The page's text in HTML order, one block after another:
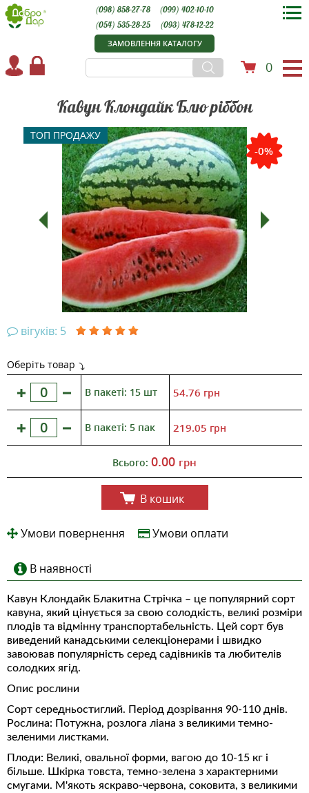
ЗАМОВЛЕННЯ КАТАЛОГУ
0
(098) 858-27-78
(099) 402-10-10
(054) 535-28-25
(093) 478-12-22
Кавун Клондайк Блю ріббон
ТОП ПРОДАЖУ
-0%
вігуків: 5
Оберіть товар
В пакеті: 15 шт 54.76 грн
В пакеті: 5 пак 219.05 грн
Всього: 0.00 грн
В кошик
Умови повернення Умови оплати
В наявності
Кавун Клондайк Блакитна Стрічка – це популярний сорт
кавуна, який цінується за свою солодкість, великі розміри
плодів та відмінну транспортабельність. Цей сорт був
виведений канадськими селекціонерами і швидко
завоював популярність серед садівників та любителів
солодких ягід.
Опис рослини
Сорт середньостиглий. Період дозрівання 90-110 днів.
Рослина: Потужна, розлога ліана з великими темно-
зеленими листками.
Плоди: Великі, овальної форми, вагою до 10-15 кг і
більше. Шкірка товста, темно-зелена з характерними
смугами. М'якоть яскраво-червона, соковита, з великими